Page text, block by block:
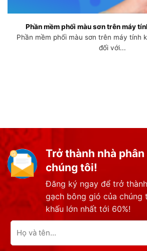
Phần mềm phối màu sơn trên máy
Phần mềm phối màu sơn trên máy tính
đối với...
Trở thành nhà
chúng tôi!
Đăng ký ngay để trở
gạch bông gió của chúng
khấu lớn nhất tới 60%!